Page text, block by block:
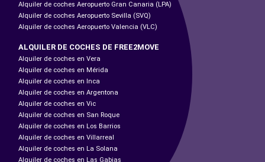
Alquiler de coches Aeropuerto Gran Canaria (LPA)
Alquiler de coches Aeropuerto Sevilla (SVQ)
Alquiler de coches Aeropuerto Valencia (VLC)
ALQUILER DE COCHES DE FREE2MOVE
Alquiler de coches en Vera
Alquiler de coches en Mérida
Alquiler de coches en Inca
Alquiler de coches en Argentona
Alquiler de coches en Vic
Alquiler de coches en San Roque
Alquiler de coches en Los Barrios
Alquiler de coches en Villarreal
Alquiler de coches en La Solana
Alquiler de coches en Las Gabias